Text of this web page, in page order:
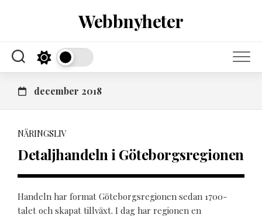
Webbnyheter
december 2018
NÄRINGSLIV
Detaljhandeln i Göteborgsregionen
Handeln har format Göteborgsregionen sedan 1700-
talet och skapat tillväxt. I dag har regionen en